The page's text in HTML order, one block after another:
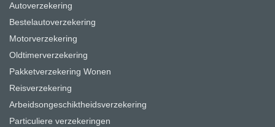
Autoverzekering
Bestelautoverzekering
Motorverzekering
Oldtimerverzekering
Pakketverzekering Wonen
Reisverzekering
Arbeidsongeschiktheidsverzekering
Particuliere verzekeringen